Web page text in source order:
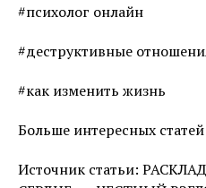
#психолог онлайн
#деструктивные
#как изменить жизнь
Больше интересных
Источник статьи: